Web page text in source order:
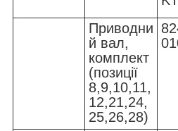
Приводни
й вал,
комплект
(позиції
8,9,10,11,
12,21,24,
25,26,28)